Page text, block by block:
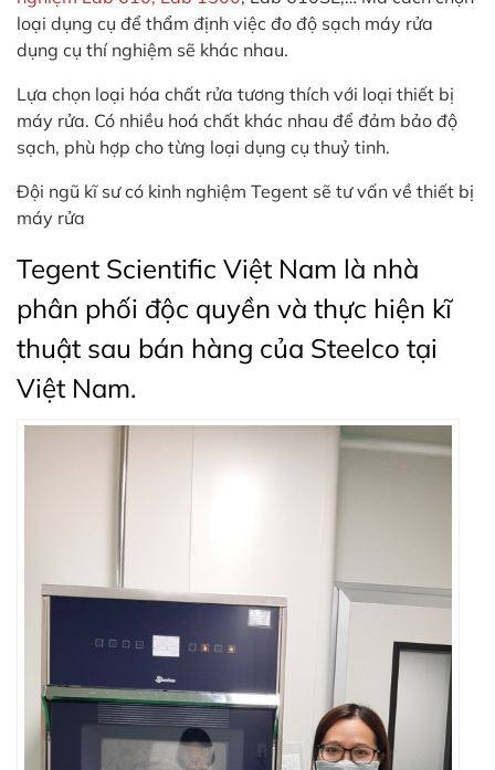
loại dụng cụ để thẩm định việc đo độ sạch máy rửa
dụng cụ thí nghiệm sẽ khác nhau.
Lựa chọn loại hóa chất rửa tương thích với loại thiết bị
máy rửa. Có nhiều hoá chất khác nhau để đảm bảo độ
sạch, phù hợp cho từng loại dụng cụ thuỷ tinh.
Đội ngũ kĩ sư có kinh nghiệm Tegent sẽ tư vấn về thiết bị
máy rửa
Tegent Scientific Việt Nam là nhà
phân phối độc quyền và thực hiện kĩ
thuật sau bán hàng của Steelco tại
Việt Nam.